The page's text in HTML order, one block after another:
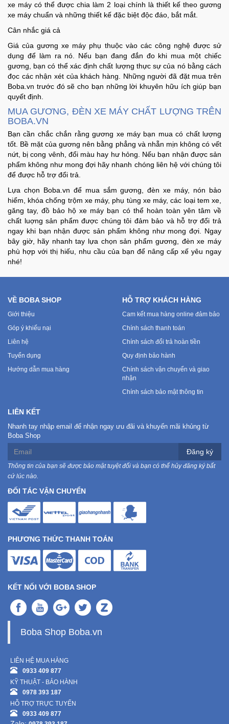
xe máy có thể được chia làm 2 loại chính là thiết kế theo gương
xe máy chuẩn và những thiết kế đặc biệt độc đáo, bắt mắt.
Cân nhắc giá cả
Giá của gương xe máy phụ thuộc vào các công nghệ được sử
dụng để làm ra nó. Nếu bạn đang đắn đo khi mua một chiếc
gương, bạn có thể xác định chất lượng thực sự của nó bằng cách
đọc các nhận xét của khách hàng. Những người đã đặt mua trên
Boba.vn trước đó sẽ cho bạn những lời khuyên hữu ích giúp bạn
quyết định.
MUA GƯƠNG, ĐÈN XE MÁY CHẤT LƯỢNG TRÊN
BOBA.VN
Bạn cần chắc chắn rằng gương xe máy bạn mua có chất lượng
tốt. Bề mặt của gương nên bằng phẳng và nhẵn mịn không có vết
nứt, bị cong vênh, đổi màu hay hư hỏng. Nếu bạn nhận được sản
phẩm không như mong đợi hãy nhanh chóng liên hệ với chúng tôi
để được hỗ trợ đổi trả.
Lựa chọn Boba.vn để mua sắm gương, đèn xe máy, nón bảo
hiểm, khóa chống trộm xe máy, phụ tùng xe máy, các loại tem xe,
găng tay, đồ bảo hộ xe máy bạn có thể hoàn toàn yên tâm về
chất luợng sản phẩm được chúng tôi đảm bảo và hỗ trợ đổi trả
ngay khi bạn nhận được sản phẩm không như mong đợi. Ngay
bây giờ, hãy nhanh tay lựa chọn sản phẩm gương, đèn xe máy
phù hợp với thị hiếu, nhu cầu của bạn để nâng cấp xế yêu ngay
nhé!
VỀ BOBA SHOP
Giới thiệu
Góp ý khiếu nại
Liên hệ
Tuyển dụng
Hướng dẫn mua hàng
HỖ TRỢ KHÁCH HÀNG
Cam kết mua hàng online đảm bảo
Chính sách thanh toán
Chính sách đổi trả hoàn tiền
Quy định bảo hành
Chính sách vận chuyển và giao
nhận
Chính sách bảo mật thông tin
LIÊN KẾT
Nhanh tay nhập email để nhận ngay ưu đãi và khuyến mãi khủng từ
Boba Shop
Đăng ký
Thông tin của bạn sẽ được bảo mật tuyệt đối và bạn có thể hủy đăng ký bất
cứ lúc nào.
ĐỐI TÁC VẬN CHUYỂN
PHƯƠNG THỨC THANH TOÁN
KẾT NỐI VỚI BOBA SHOP
Boba Shop Boba.vn
LIÊN HỆ MUA HÀNG
0933 409 877
KỸ THUẬT - BẢO HÀNH
0978 393 187
HỖ TRỢ TRỰC TUYẾN
0933 409 877